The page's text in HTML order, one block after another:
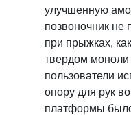
улучшенную
позвоночник не
при прыжках,
твердом
пользователи
опору для рук
платформы